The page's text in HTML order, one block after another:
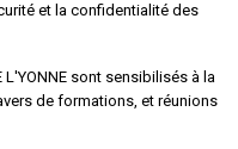
et la confidentialité des
L'YONNE sont sensibilisés à la
de formations, et réunions